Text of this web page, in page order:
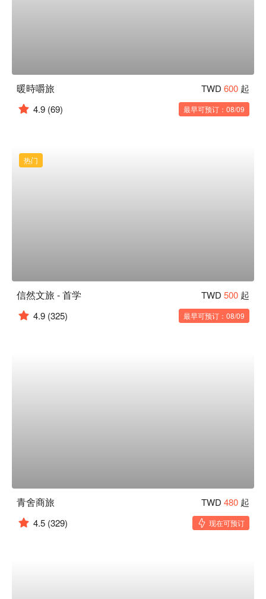
暖時嚼旅 TWD 600 起
4.9 (69) 最早可预订：08/09
热门
信然文旅 - 首学 TWD 500 起
4.9 (325) 最早可预订：08/09
青舍商旅 TWD 480 起
4.5 (329) 现在可预订